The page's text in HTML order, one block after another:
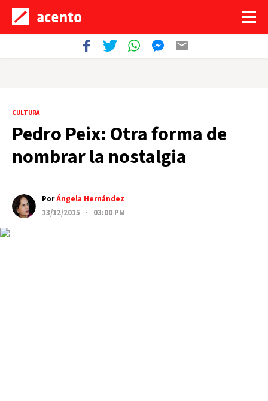
CULTURA
Pedro Peix: Otra forma de
nombrar la nostalgia
PorÁngela​ Hernández
13/12/2015 · 03:00 PM